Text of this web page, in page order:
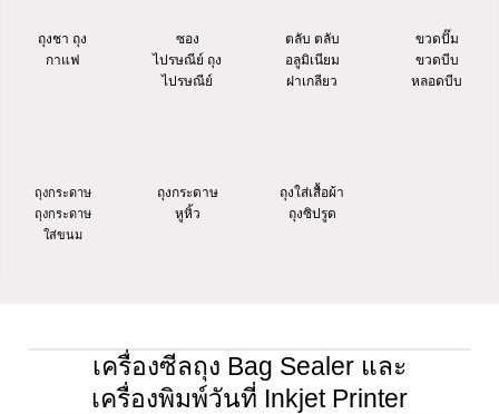
ถุงชา ถุง
กาแฟ
ซอง
ไปรษณีย์ ถุง
ไปรษณีย์
ตลับ ตลับ
อลูมิเนียม
ฝาเกลียว
ขวดปั๊ม
ขวดบีบ
หลอดบีบ
ถุงกระดาษ
ถุงกระดาษ
ใส่ขนม
ถุงกระดาษ
หูหิ้ว
ถุงใส่เสื้อผ้า
ถุงซิปรูด
เครื่องซีลถุง Bag Sealer และ
เครื่องพิมพ์วันที่ Inkjet Printer